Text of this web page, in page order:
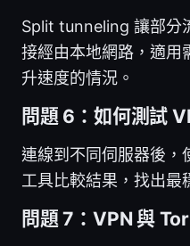
Split tunneling 讓部分
接經由本地網路，適用
升速度的情況。
問題 6：如何測試
連線到不同伺服器後
工具比較結果，找出最
問題 7：VPN 與